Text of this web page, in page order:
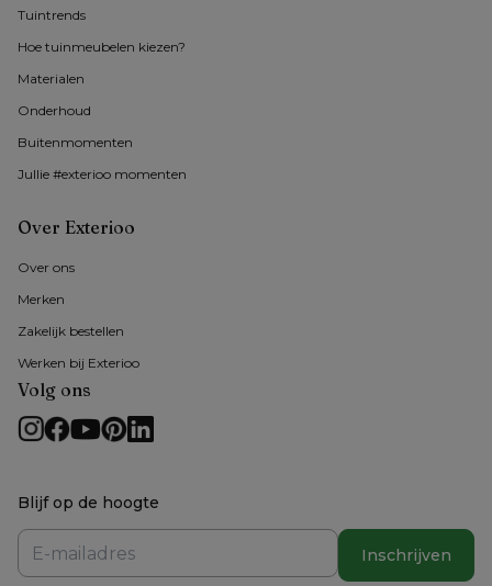
Tuintrends
Hoe tuinmeubelen kiezen?
Materialen
Onderhoud
Buitenmomenten
Jullie #exterioo momenten
Over Exterioo
Over ons
Merken
Zakelijk bestellen
Werken bij Exterioo
Volg ons
Blijf op de hoogte
Inschrijven